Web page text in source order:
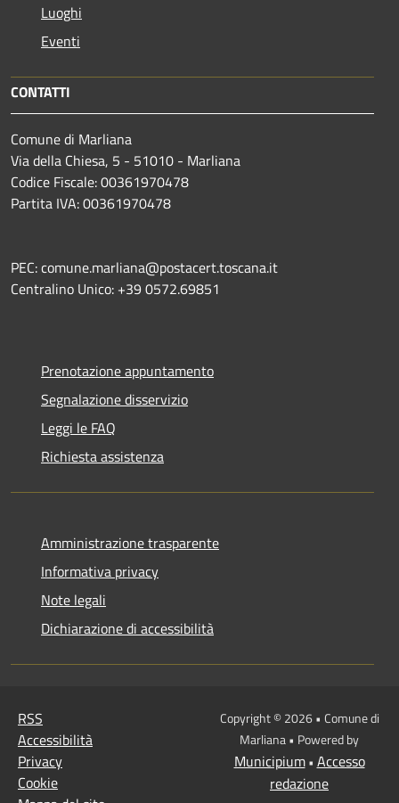
Luoghi
Eventi
CONTATTI
Comune di Marliana
Via della Chiesa, 5 - 51010 - Marliana
Codice Fiscale: 00361970478
Partita IVA: 00361970478
PEC: comune.marliana@postacert.toscana.it
Centralino Unico: +39 0572.69851
Prenotazione appuntamento
Segnalazione disservizio
Leggi le FAQ
Richiesta assistenza
Amministrazione trasparente
Informativa privacy
Note legali
Dichiarazione di accessibilità
RSS
Accessibilità
Privacy
Cookie
Copyright © 2026 • Comune di
Marliana • Powered by
Municipium• Accesso
redazione